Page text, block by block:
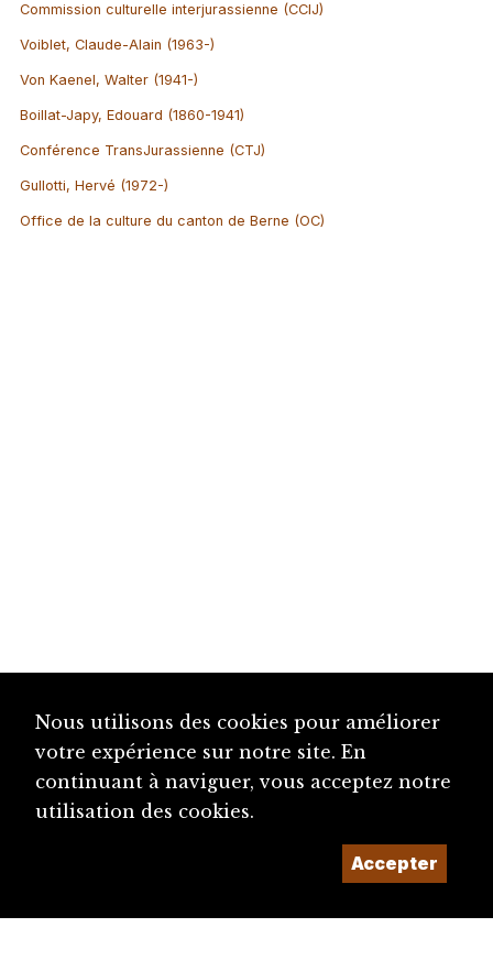
Commission culturelle interjurassienne (CCIJ)
Voiblet, Claude-Alain (1963-)
Von Kaenel, Walter (1941-)
Boillat-Japy, Edouard (1860-1941)
Conférence TransJurassienne (CTJ)
Gullotti, Hervé (1972-)
Office de la culture du canton de Berne (OC)
Nous utilisons des cookies pour améliorer
votre expérience sur notre site. En
continuant à naviguer, vous acceptez notre
utilisation des cookies.
Accepter